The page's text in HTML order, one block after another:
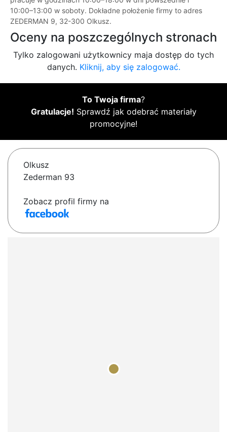
10:00–13:00 w soboty. Dokładne położenie firmy to adres
ZEDERMAN 9, 32-300 Olkusz.
Oceny na poszczególnych stronach
Tylko zalogowani użytkownicy maja dostęp do tych
danych. Kliknij, aby się zalogować.
To Twoja firma?
Gratulacje! Sprawdź jak odebrać materiały
promocyjne!
Olkusz
Zederman 93
Zobacz profil firmy na